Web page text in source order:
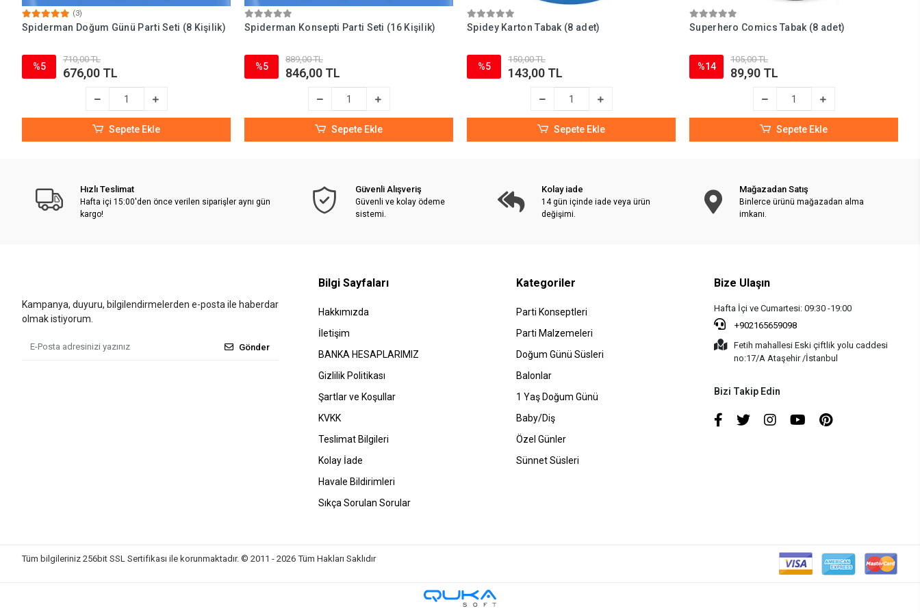
(3)
Spiderman Doğum Günü Parti Seti (8 Kişilik)
%5
710,00 TL
676,00 TL
Sepete Ekle
Spiderman Konsepti Parti Seti (16 Kişilik)
%5
889,00 TL
846,00 TL
Sepete Ekle
Spidey Karton Tabak (8 adet)
%5
150,00 TL
143,00 TL
Sepete Ekle
Superhero Comics Tabak (8 adet)
%14
105,00 TL
89,90 TL
Sepete Ekle
Hızlı Teslimat
Hafta içi 15:00'den önce verilen siparişler aynı gün
kargo!
Güvenli Alışveriş
Güvenli ve kolay ödeme
sistemi.
Kolay iade
14 gün içinde iade veya ürün
değişimi.
Mağazadan Satış
Binlerce ürünü mağazadan alma
imkanı.
Kampanya, duyuru, bilgilendirmelerden e-posta ile haberdar
olmak istiyorum.
Gönder
Bilgi Sayfaları
Hakkımızda
İletişim
BANKA HESAPLARIMIZ
Gizlilik Politikası
Şartlar ve Koşullar
KVKK
Teslimat Bilgileri
Kolay İade
Havale Bildirimleri
Sıkça Sorulan Sorular
Kategoriler
Parti Konseptleri
Parti Malzemeleri
Doğum Günü Süsleri
Balonlar
1 Yaş Doğum Günü
Baby/Diş
Özel Günler
Sünnet Süsleri
Bize Ulaşın
Hafta İçi ve Cumartesi: 09:30 -19:00
+902165659098
Fetih mahallesi Eski çiftlik yolu caddesi
no:17/A Ataşehir /İstanbul
Bizi Takip Edin
Tüm bilgileriniz 256bit SSL Sertifikası ile korunmaktadır. © 2011 - 2026 Tüm Hakları Saklıdır